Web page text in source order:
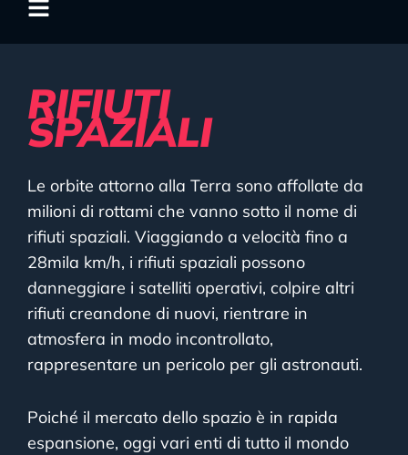
RIFIUTI
SPAZIALI
Le orbite attorno alla Terra sono affollate da
milioni di rottami che vanno sotto il nome di
rifiuti spaziali. Viaggiando a velocità fino a
28mila km/h, i rifiuti spaziali possono
danneggiare i satelliti operativi, colpire altri
rifiuti creandone di nuovi, rientrare in
atmosfera in modo incontrollato,
rappresentare un pericolo per gli astronauti.
Poiché il mercato dello spazio è in rapida
espansione, oggi vari enti di tutto il mondo